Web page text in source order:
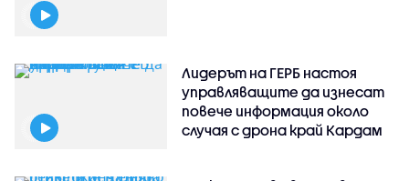
Лидерът на ГЕРБ настоя
управляващите да изнесат
повече информация около
случая с дрона край Кардам